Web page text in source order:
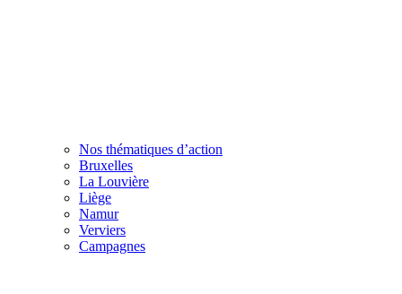
Nos thématiques d’action
Bruxelles
La Louvière
Liège
Namur
Verviers
Campagnes